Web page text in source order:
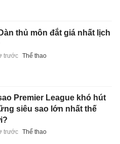
Dàn thủ môn đắt giá nhất lịch
trước Thể thao
Premier League khó hút
siêu sao lớn nhất thế
trước Thể thao